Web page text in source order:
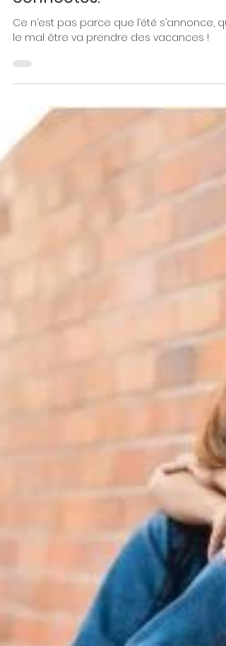
alexiavetillart_therapiebreve
23 juin 2023
1 min de lecture
C'est l'été, faites une pause
connectés.
Ce n’est pas parce que l’été s’annonce,